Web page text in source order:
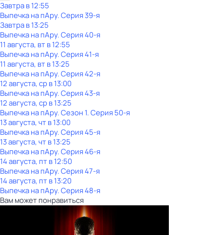
Завтра в 12:55
Выпечка на пАру. Серия 39-я
Завтра в 13:25
Выпечка на пАру. Серия 40-я
11 августа, вт в 12:55
Выпечка на пАру. Серия 41-я
11 августа, вт в 13:25
Выпечка на пАру. Серия 42-я
12 августа, ср в 13:00
Выпечка на пАру. Серия 43-я
12 августа, ср в 13:25
Выпечка на пАру. Сезон 1. Серия 50-я
13 августа, чт в 13:00
Выпечка на пАру. Серия 45-я
13 августа, чт в 13:25
Выпечка на пАру. Серия 46-я
14 августа, пт в 12:50
Выпечка на пАру. Серия 47-я
14 августа, пт в 13:20
Выпечка на пАру. Серия 48-я
Вам может понравиться